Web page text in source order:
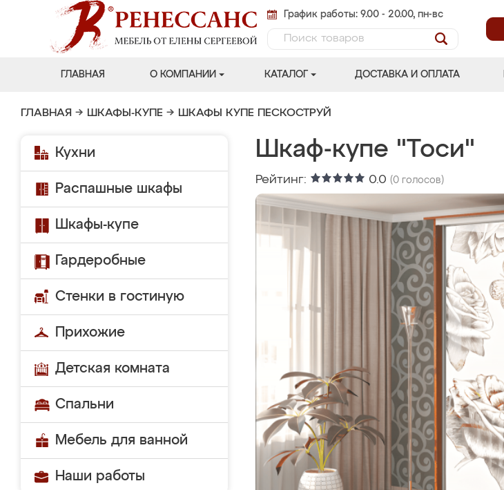
График работы: 9.00 - 20.00, пн-вс
ГЛАВНАЯ О КОМПАНИИ КАТАЛОГ ДОСТАВКА И ОПЛАТА
ГЛАВНАЯ → ШКАФЫ-КУПЕ → ШКАФЫ КУПЕ ПЕСКОСТРУЙ
Кухни
Распашные шкафы
Шкафы-купе
Гардеробные
Стенки в гостиную
Прихожие
Детская комната
Спальни
Мебель для ванной
Наши работы
Шкаф-купе "Тоси"
Рейтинг: 0.0 (0 голосов)